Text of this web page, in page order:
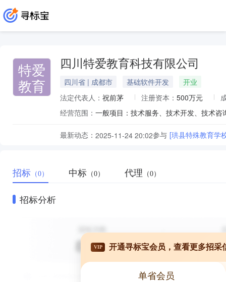
特爱
教育
四川特爱教育科技有限公司
四川省 | 成都市 基础软件开发
开业
法定代表人： 祝前茅 注册资本： 500万元
经营范围：
最新动态： 2025-11-24 20:02参与 [珙县特殊教育学
招标 （0） 中标 （0） 代理 （0）
招标分析
VIP 开通寻标宝会员，查看更多招采
单省会员